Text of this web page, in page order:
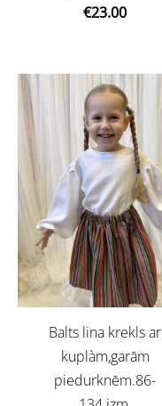
€23.00
Balts lina krekls ar
kuplàm,garām
piedurknēm.86-